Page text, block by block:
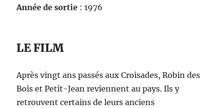
Année de sortie : 1976
LE FILM
Après vingt ans passés aux Croisades, Robin des
Bois et Petit-Jean reviennent au pays. Ils y
retrouvent certains de leurs anciens